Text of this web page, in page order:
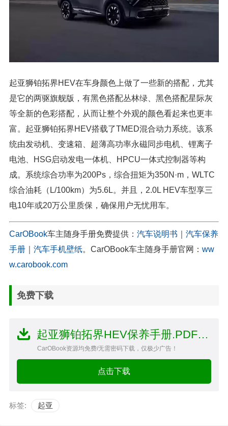
起亚狮铂拓界HEV在车身颜色上做了一些新的搭配，尤其
是它的两驱旗舰版，有黑色搭配丛林绿、黑色搭配星际灰
等全新的色彩搭配，从而让整个外观的颜色看起来也更丰
富。起亚狮铂拓界HEV搭载了TMED混合动力系统。该系
统由发动机、变速箱、超薄高功率永磁同步电机、锂离子
电池、HSG启动发电一体机、HPCU一体式控制器等构
成。系统综合功率为200Ps，综合扭矩为350N·m，WLTC
综合油耗（L/100km）为5.6L。并且，2.0L HEV车型享三
电10年或20万公里质保，确保用户无忧用车。
CarOBook车主随身手册免费提供： 汽车说明书
汽车保养
手册
汽车手机壁纸。CarOBook车主随身手册官网： ww
w.carobook.com
免费下载
起亚狮铂拓界HEV保养手册.PDF文件
CarOBook资源均免费/无需密码下载，仅极少广告！
点击下载
标签: 起亚